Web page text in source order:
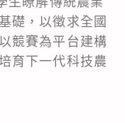
礎，以徵求全國
競賽為平台建構
育下一代科技農